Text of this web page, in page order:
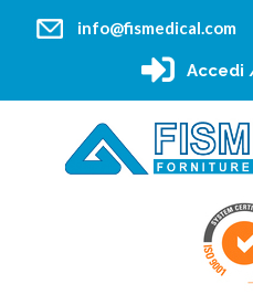
info@fismedical.com
Accedi